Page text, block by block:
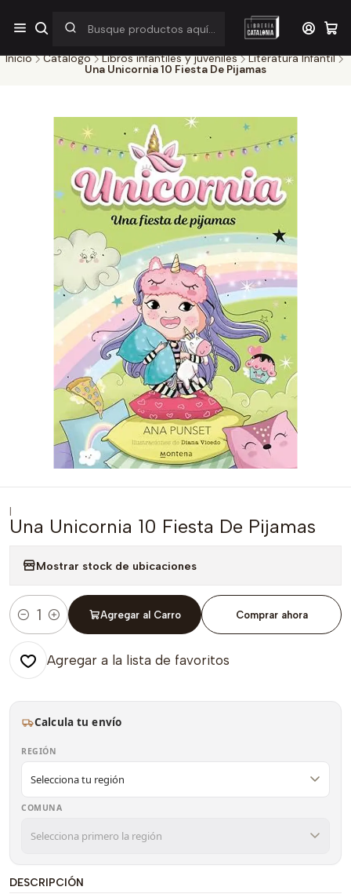
¡Por pocos días! Despacho a $1.000 en RM por compras sobre
$38.000
Inicio Catálogo Libros infantiles y juveniles
Literatura Infantil
Una Unicornia 10 Fiesta De Pijamas
|
Una Unicornia 10 Fiesta De Pijamas
Mostrar stock de ubicaciones
Cantidad
Agregar al Carro Comprar ahora
Agregar a la lista de favoritos
Calcula tu envío
REGIÓN
COMUNA
DESCRIPCIÓN